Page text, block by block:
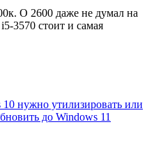
О 2600 даже не думал на
3570 стоит и самая
нужно утилизировать или
до Windows 11